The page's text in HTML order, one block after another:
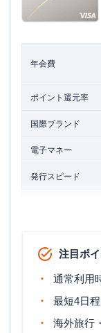
年会費
ポイント還元率
国際ブランド
電子マネー
発行スピード
注目ポ
通常利用
最短4日
海外旅行